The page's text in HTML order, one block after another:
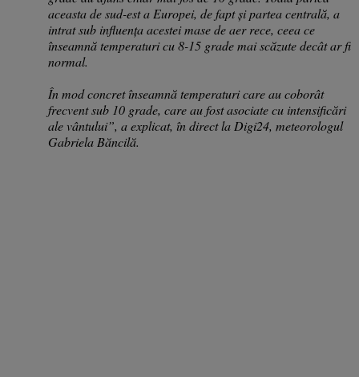
aceasta de sud-est a Europei, de fapt și partea centrală, a
intrat sub influența acestei mase de aer rece, ceea ce
înseamnă temperaturi cu 8-15 grade mai scăzute decât ar fi
normal.
În mod concret înseamnă temperaturi care au coborât
frecvent sub 10 grade, care au fost asociate cu intensificări
ale vântului”, a explicat, în direct la Digi24, meteorologul
Gabriela Băncilă.